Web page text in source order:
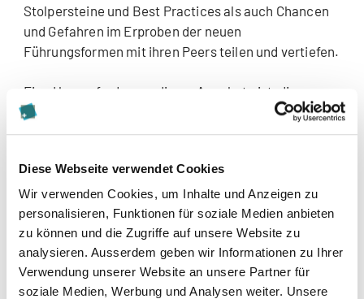
Diese Webseite verwendet Cookies
Wir verwenden Cookies, um Inhalte und Anzeigen zu
personalisieren, Funktionen für soziale Medien anbieten
zu können und die Zugriffe auf unsere Website zu
analysieren. Ausserdem geben wir Informationen zu Ihrer
Verwendung unserer Website an unsere Partner für
soziale Medien, Werbung und Analysen weiter. Unsere
Stolpersteine und Best Practices als auch Chancen
und Gefahren im Erproben der neuen
Führungsformen mit ihren Peers teilen und vertiefen.
Eine Herausforderung dieser Angebote ist, die
Führungskräfte zu erreichen. Doch solche
Veranstaltungen oder Plattformen als obligatorisch
widerspricht der neuen Arbeitswelt. Es braucht viel
Zeit und Geduld, damit der Kreis der Freiwilligen
immer grösser wird. Sinnvollerweise werden solche
Initiativen nicht Top-down verordnet, sondern durch
interessierte Mitarbeitende initiiert und in die
Unternehmung getragen.